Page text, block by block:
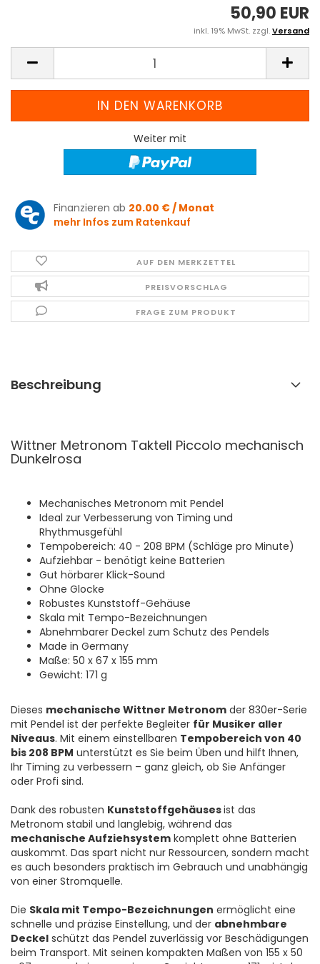
50,90 EUR
inkl. 19% MwSt. zzgl.Versand
Weiter mit
Finanzieren ab 20.00 € / Monat
mehr Infos zum Ratenkauf
AUF DEN MERKZETTEL
PREISVORSCHLAG
FRAGE ZUM PRODUKT
Beschreibung
Wittner Metronom Taktell Piccolo mechanisch
Dunkelrosa
Mechanisches Metronom mit Pendel
Ideal zur Verbesserung von Timing und
Rhythmusgefühl
Tempobereich: 40 - 208 BPM (Schläge pro Minute)
Aufziehbar - benötigt keine Batterien
Gut hörbarer Klick-Sound
Ohne Glocke
Robustes Kunststoff-Gehäuse
Skala mit Tempo-Bezeichnungen
Abnehmbarer Deckel zum Schutz des Pendels
Made in Germany
Maße: 50 x 67 x 155 mm
Gewicht: 171 g
Dieses mechanische Wittner Metronom der 830er-Serie
mit Pendel ist der perfekte Begleiter für Musiker aller
Niveaus. Mit einem einstellbaren Tempobereich von 40
bis 208 BPM unterstützt es Sie beim Üben und hilft Ihnen,
Ihr Timing zu verbessern – ganz gleich, ob Sie Anfänger
oder Profi sind.
Dank des robusten Kunststoffgehäusesist das
Metronom stabil und langlebig, während das
mechanische Aufziehsystem komplett ohne Batterien
auskommt. Das spart nicht nur Ressourcen, sondern macht
es auch besonders praktisch im Gebrauch und unabhängig
von einer Stromquelle.
Die Skala mit Tempo-Bezeichnungen ermöglicht eine
schnelle und präzise Einstellung, und der abnehmbare
Deckel schützt das Pendel zuverlässig vor Beschädigungen
beim Transport. Mit seinen kompakten Maßen von 155 x 50